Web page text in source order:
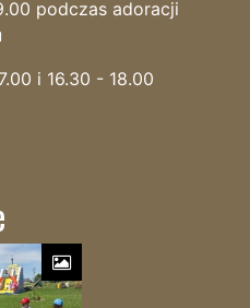
podczas adoracji
i 16.30 - 18.00